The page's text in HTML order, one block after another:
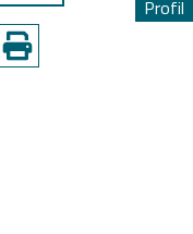
Profil